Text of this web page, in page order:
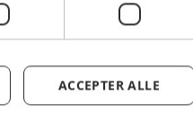
ACCEPTER ALLE